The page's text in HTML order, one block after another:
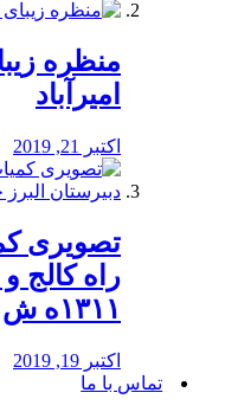
منظره‌‌
امیرآباد
اکتبر 21, 2019
️تصویری
راه كالج
۱۳۱۱ه ش
اکتبر 19, 2019
تماس با ما